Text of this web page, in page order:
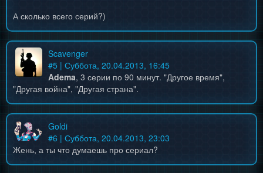
А сколько всего серий?)
Scavenger
#5 | Суббота, 20.04.2013, 16:45
Adema, 3 серии по 90 минут. "Другое время",
"Другая война", "Другая страна".
Goldi
#6 | Суббота, 20.04.2013, 23:03
Жень, а ты что думаешь про сериал?